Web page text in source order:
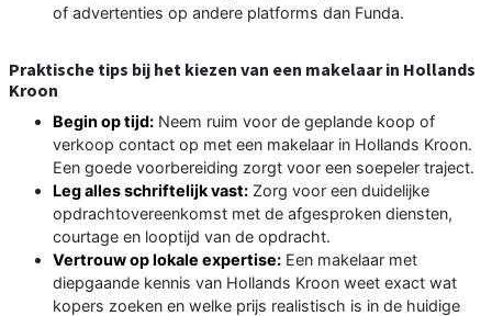
of advertenties op andere platforms dan Funda.
Praktische tips bij het kiezen van een makelaar in Hollands
Kroon
Begin op tijd: Neem ruim voor de geplande koop of
verkoop contact op met een makelaar in Hollands Kroon.
Een goede voorbereiding zorgt voor een soepeler traject.
Leg alles schriftelijk vast: Zorg voor een duidelijke
opdrachtovereenkomst met de afgesproken diensten,
courtage en looptijd van de opdracht.
Vertrouw op lokale expertise: Een makelaar met
diepgaande kennis van Hollands Kroon weet exact wat
kopers zoeken en welke prijs realistisch is in de huidige